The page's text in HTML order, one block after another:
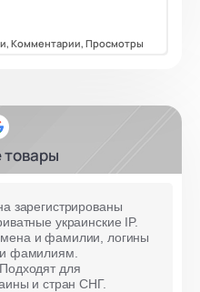
Комментарии, Просмотры
зарегистрированы
украинские IP.
и фамилии, логины
фамилиям.
для
и стран СНГ.